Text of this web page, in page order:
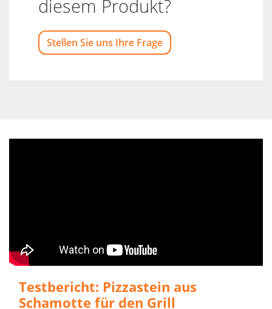
Testbericht: Pizzastein aus
Schamotte für den Grill
diesem Produkt?
Stellen Sie uns Ihre Frage